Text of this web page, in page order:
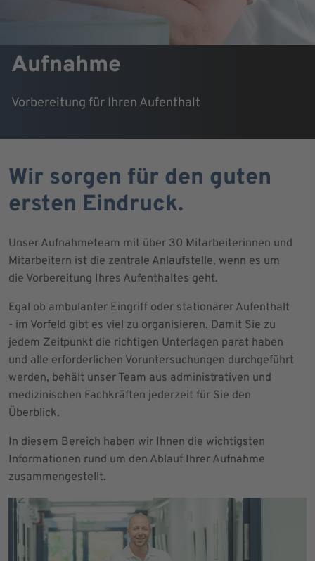
Aufnahme
Vorbereitung für Ihren Aufenthalt
Wir sorgen für den guten
ersten Eindruck.
Unser Aufnahmeteam mit über 30 Mitarbeiterinnen und
Mitarbeitern ist die zentrale Anlaufstelle, wenn es um
die Vorbereitung Ihres Aufenthaltes geht.
Egal ob ambulanter Eingriff oder stationärer Aufenthalt
- im Vorfeld gibt es viel zu organisieren. Damit Sie zu
jedem Zeitpunkt die richtigen Unterlagen parat haben
und alle erforderlichen Voruntersuchungen durchgeführt
werden, behält unser Team aus administrativen und
medizinischen Fachkräften jederzeit für Sie den
Überblick.
In diesem Bereich haben wir Ihnen die wichtigsten
Informationen rund um den Ablauf Ihrer Aufnahme
zusammengestellt.